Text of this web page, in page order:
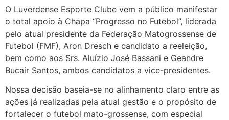
O Luverdense Esporte Clube vem a público manifestar
o total apoio à Chapa “Progresso no Futebol”, liderada
pelo atual presidente da Federação Matogrossense de
Futebol (FMF), Aron Dresch e candidato a reeleição,
bem como aos Srs. Aluízio José Bassani e Geandre
Bucair Santos, ambos candidatos a vice-presidentes.
Nossa decisão baseia-se no alinhamento claro entre as
ações já realizadas pela atual gestão e o propósito de
fortalecer o futebol mato-grossense, com especial